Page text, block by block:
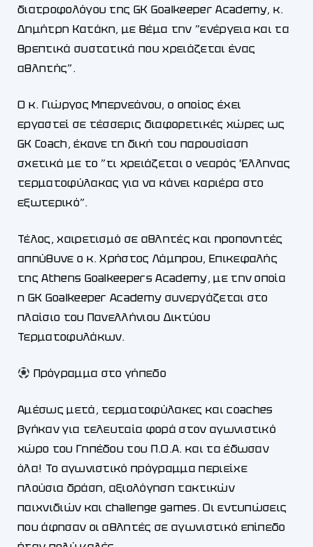
διατροφολόγου της GK Goalkeeper Academy, κ.
Δημήτρη Κατάκη, με θέμα την ”ενέργεια και τα
θρεπτικά συστατικά που χρειάζεται ένας
αθλητής”.
Ο κ. Γιώργος Μπερνεάνου, ο οποίος έχει
εργαστεί σε τέσσερις διαφορετικές χώρες ως
GK Coach, έκανε τη δική του παρουσίαση
σχετικά με το ”τι χρειάζεται ο νεαρός Έλληνας
τερματοφύλακας για να κάνει καριέρα στο
εξωτερικό”.
Τέλος, χαιρετισμό σε αθλητές και προπονητές
απηύθυνε ο κ. Χρήστος Λάμπρου, Επικεφαλής
της Athens Goalkeepers Academy, με την οποία
η GK Goalkeeper Academy συνεργάζεται στο
πλαίσιο του Πανελλήνιου Δικτύου
Τερματοφυλάκων.
Πρόγραμμα στο γήπεδο
Αμέσως μετά, τερματοφύλακες και coaches
βγήκαν για τελευταία φορά στον αγωνιστικό
χώρο του Γηπέδου του Π.Ο.Α. και τα έδωσαν
όλα! Το αγωνιστικό πρόγραμμα περιείχε
πλούσια δράση, αξιολόγηση τακτικών
παιχνιδιών και challenge games. Οι εντυπώσεις
που άφησαν οι αθλητές σε αγωνιστικό επίπεδο